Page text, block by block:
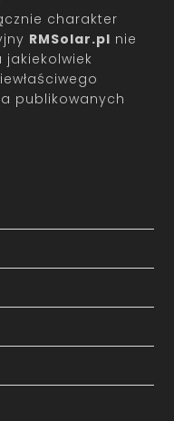
charakter
RMSolar.pl nie
publikowanych